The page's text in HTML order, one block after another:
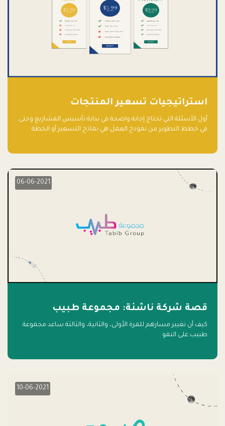
استراتيجيات تسعير المنتجات
أول الأسئلة التي تحتاج إجابة واضحة في بداية تأسيس المشاريع وحتى
في خطط التطوير من نموذج العمل هي نماذج التسعير أو الخطة
06-06-2021
قصة شركة ناشئة: مجموعة طبيب
كيف أن تغيير مسارهم للمرة الأولى، والثانية، والثالثة ساعد مجموعة
طبيب على النمو
10-06-2021